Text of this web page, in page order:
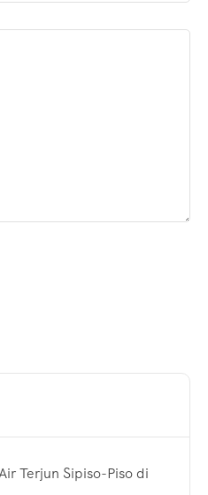
Terjun Sipiso-Piso di